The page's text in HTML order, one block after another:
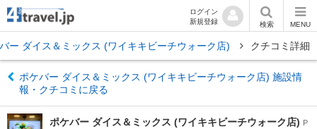
ログイン
新規登録
検索 MENU
ー ダイス＆ミックス (ワイキキビーチウォーク店) クチコミ詳細
ポケバー ダイス＆ミックス (ワイキキビーチウォーク店) 施設情
報・クチコミに戻る
ポケバー ダイス＆ミックス (ワイキキビーチウォーク店) P